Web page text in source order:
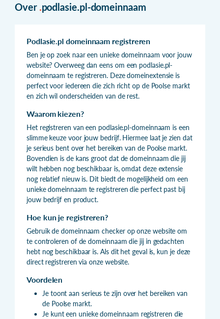
Over .podlasie.pl-domeinnaam
Podlasie.pl domeinnaam registreren
Ben je op zoek naar een unieke domeinnaam voor jouw
website? Overweeg dan eens om een podlasie.pl-
domeinnaam te registreren. Deze domeinextensie is
perfect voor iedereen die zich richt op de Poolse markt
en zich wil onderscheiden van de rest.
Waarom kiezen?
Het registreren van een podlasie.pl-domeinnaam is een
slimme keuze voor jouw bedrijf. Hiermee laat je zien dat
je serieus bent over het bereiken van de Poolse markt.
Bovendien is de kans groot dat de domeinnaam die jij
wilt hebben nog beschikbaar is, omdat deze extensie
nog relatief nieuw is. Dit biedt de mogelijkheid om een
unieke domeinnaam te registreren die perfect past bij
jouw bedrijf en product.
Hoe kun je registreren?
Gebruik de domeinnaam checker op onze website om
te controleren of de domeinnaam die jij in gedachten
hebt nog beschikbaar is. Als dit het geval is, kun je deze
direct registreren via onze website.
Voordelen
Je toont aan serieus te zijn over het bereiken van
de Poolse markt.
Je kunt een unieke domeinnaam registreren die